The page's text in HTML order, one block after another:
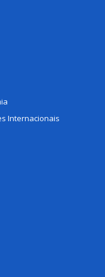
Internacionais